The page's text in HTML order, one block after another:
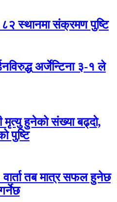
८२ स्थानमा संक्रमण पुष्टि
अर्जेन्टिना ३-१ ले
मृत्यु हुनेको संख्या बढ्दो,
पुष्टि
वार्ता तब मात्र सफल हुनेछ